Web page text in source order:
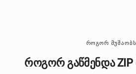
ᲠᲝᲒᲝᲠ ᲛᲣᲨᲐᲝᲑᲡ
როგორ გაწმენდა ZIP